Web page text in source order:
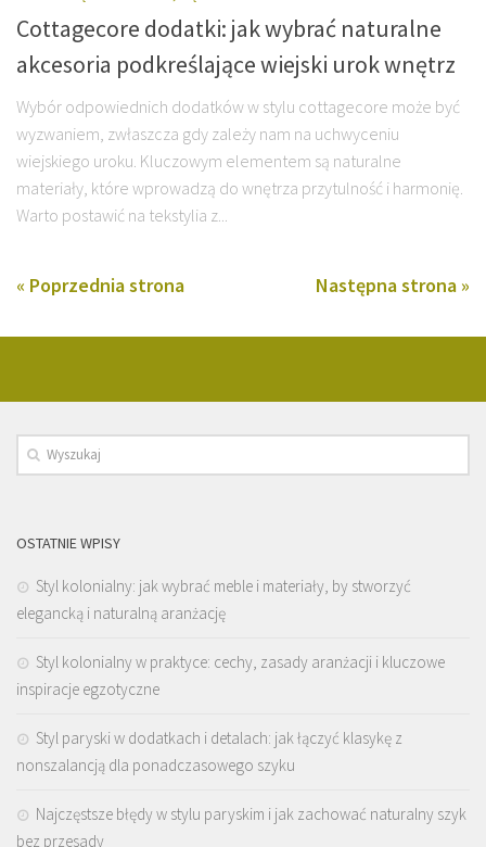
Cottagecore dodatki: jak wybrać naturalne
akcesoria podkreślające wiejski urok wnętrz
Wybór odpowiednich dodatków w stylu cottagecore może być
wyzwaniem, zwłaszcza gdy zależy nam na uchwyceniu
wiejskiego uroku. Kluczowym elementem są naturalne
materiały, które wprowadzą do wnętrza przytulność i harmonię.
Warto postawić na tekstylia z...
« Poprzednia strona Następna strona »
OSTATNIE WPISY
Styl kolonialny: jak wybrać meble i materiały, by stworzyć
elegancką i naturalną aranżację
Styl kolonialny w praktyce: cechy, zasady aranżacji i kluczowe
inspiracje egzotyczne
Styl paryski w dodatkach i detalach: jak łączyć klasykę z
nonszalancją dla ponadczasowego szyku
Najczęstsze błędy w stylu paryskim i jak zachować naturalny szyk
bez przesady